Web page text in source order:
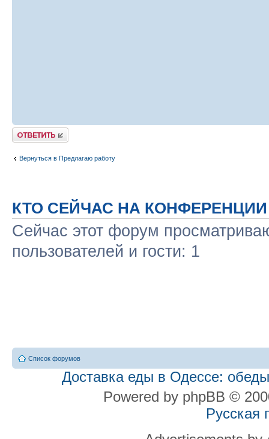
Ответить
Вернуться в Предлагаю работу
КТО СЕЙЧАС НА КОНФЕРЕНЦИИ
Сейчас этот форум
пользователей и гости: 1
Список форумов
Доставка еды в Одессе:
Powered by phpBB ©
Русская